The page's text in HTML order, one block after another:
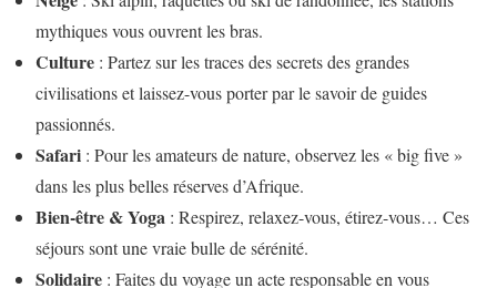
mythiques vous ouvrent les bras.
Culture : Partez sur les traces des secrets des grandes
civilisations et laissez-vous porter par le savoir de guides
passionnés.
Safari : Pour les amateurs de nature, observez les « big five »
dans les plus belles réserves d’Afrique.
Bien-être & Yoga : Respirez, relaxez-vous, étirez-vous… Ces
séjours sont une vraie bulle de sérénité.
Solidaire : Faites du voyage un acte responsable en vous